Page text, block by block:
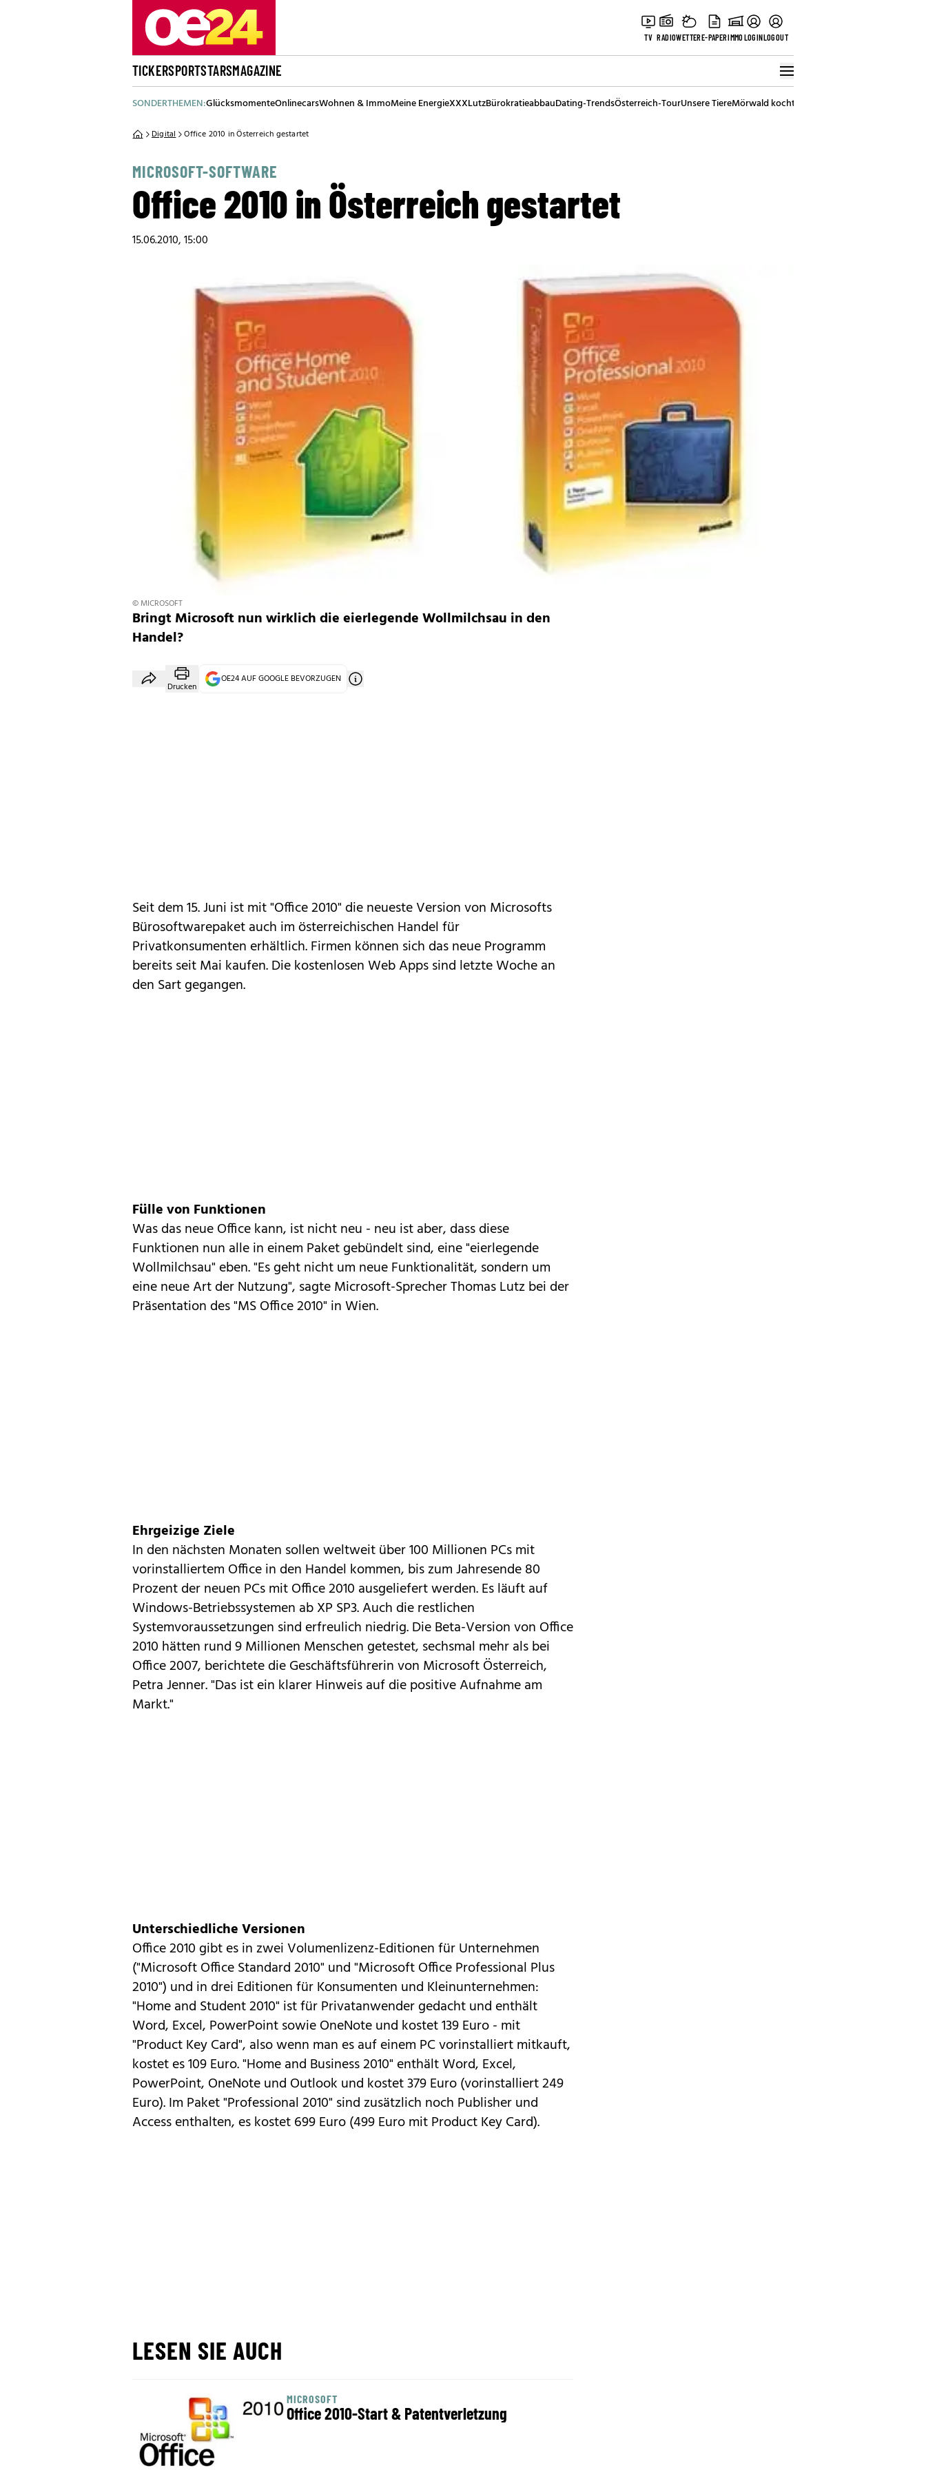
TV RADIOWETTERE-PAPERIMMOLOGINLOGOUT
TICKERSPORTSTARSMAGAZINE
SONDERTHEMEN:GlücksmomenteOnlinecarsWohnen & ImmoMeine EnergieXXXLutzBürokratieabbauDating-TrendsÖsterreich-TourUnsere TiereMörwald kocht
Digital Office 2010 in Österreich gestartet
MICROSOFT-SOFTWARE
Office 2010 in Österreich gestartet
15.06.2010, 15:00
© MICROSOFT
Bringt Microsoft nun wirklich die eierlegende Wollmilchsau in den
Handel?
Drucken
OE24 AUF GOOGLE BEVORZUGEN
Seit dem 15. Juni ist mit "Office 2010" die neueste Version von Microsofts
Bürosoftwarepaket auch im österreichischen Handel für
Privatkonsumenten erhältlich. Firmen können sich das neue Programm
bereitsseit Mai kaufen. Die kostenlosenWeb Appssind letzte Woche an
den Sart gegangen.
Fülle von Funktionen
Was das neue Office kann, ist nicht neu - neu ist aber, dass diese
Funktionen nun alle in einem Paket gebündelt sind, eine "eierlegende
Wollmilchsau" eben. "Es geht nicht um neue Funktionalität, sondern um
eine neue Art der Nutzung", sagte Microsoft-Sprecher Thomas Lutz bei der
Präsentation des "MS Office 2010" in Wien.
Ehrgeizige Ziele
In den nächsten Monaten sollen weltweit über 100 Millionen PCs mit
vorinstalliertem Office in den Handel kommen, bis zum Jahresende 80
Prozent der neuen PCs mit Office 2010 ausgeliefert werden. Es läuft auf
Windows-Betriebssystemen ab XP SP3. Auch die restlichen
Systemvoraussetzungen sind erfreulich niedrig. DieBeta-Version von Office
2010 hätten rund 9 Millionen Menschen getestet, sechsmal mehr als bei
Office 2007, berichtete die Geschäftsführerin von Microsoft Österreich,
Petra Jenner. "Das ist ein klarer Hinweis auf die positive Aufnahme am
Markt."
Unterschiedliche Versionen
Office 2010gibt es in zwei Volumenlizenz-Editionen für Unternehmen
("Microsoft Office Standard 2010" und "Microsoft Office Professional Plus
2010") und in drei Editionen für Konsumenten und Kleinunternehmen:
"Home and Student 2010" ist für Privatanwender gedacht und enthält
Word, Excel, PowerPoint sowie OneNote und kostet 139 Euro - mit
"Product Key Card", also wenn man es auf einem PC vorinstalliert mitkauft,
kostet es 109 Euro. "Home and Business 2010" enthält Word, Excel,
PowerPoint, OneNote und Outlook und kostet 379 Euro (vorinstalliert 249
Euro). Im Paket "Professional 2010" sind zusätzlich noch Publisher und
Access enthalten, es kostet 699 Euro (499 Euro mit Product Key Card).
LESEN SIE AUCH
MICROSOFT
Office 2010-Start & Patentverletzung